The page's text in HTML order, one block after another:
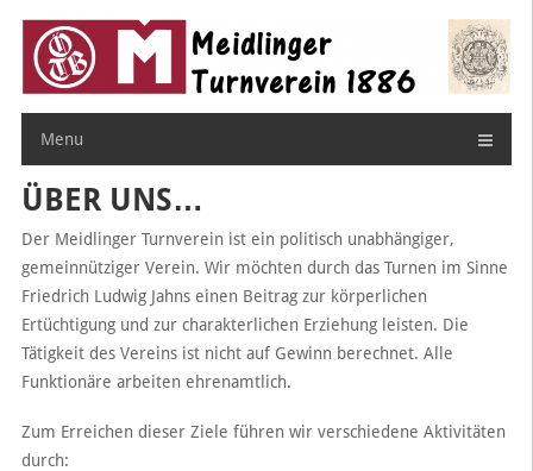
content
Menu
ÜBER UNS…
Der Meidlinger Turnverein ist ein politisch unabhängiger,
gemeinnütziger Verein. Wir möchten durch das Turnen im Sinne
Friedrich Ludwig Jahns einen Beitrag zur körperlichen
Ertüchtigung und zur charakterlichen Erziehung leisten. Die
Tätigkeit des Vereins ist nicht auf Gewinn berechnet. Alle
Funktionäre arbeiten ehrenamtlich.
Zum Erreichen dieser Ziele führen wir verschiedene Aktivitäten
durch: